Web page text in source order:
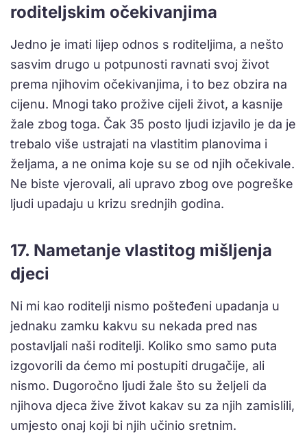
roditeljskim očekivanjima
Jedno je imati lijep odnos s roditeljima, a nešto
sasvim drugo u potpunosti ravnati svoj život
prema njihovim očekivanjima, i to bez obzira na
cijenu. Mnogi tako prožive cijeli život, a kasnije
žale zbog toga. Čak 35 posto ljudi izjavilo je da je
trebalo više ustrajati na vlastitim planovima i
željama, a ne onima koje su se od njih očekivale.
Ne biste vjerovali, ali upravo zbog ove pogreške
ljudi upadaju u krizu srednjih godina.
17. Nametanje vlastitog mišljenja
djeci
Ni mi kao roditelji nismo pošteđeni upadanja u
jednaku zamku kakvu su nekada pred nas
postavljali naši roditelji. Koliko smo samo puta
izgovorili da ćemo mi postupiti drugačije, ali
nismo. Dugoročno ljudi žale što su željeli da
njihova djeca žive život kakav su za njih zamislili,
umjesto onaj koji bi njih učinio sretnim.